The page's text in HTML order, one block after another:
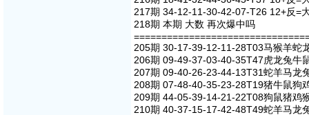
217期 34-12-11-30-42-07-T26 12+反=
218期 本期 大数 再次爆中吗
205期 30-17-39-12-11-28T03马猴羊蛇
206期 09-49-37-03-40-35T47虎龙兔牛
207期 09-40-26-23-44-13T31蛇羊马龙
208期 07-48-40-35-23-28T19猪牛鼠狗
209期 44-05-39-14-21-22T08狗鼠猪鸡
210期 40-37-15-17-42-48T49蛇羊马龙